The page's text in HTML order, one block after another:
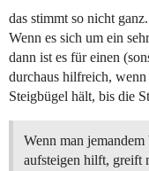
das stimmt so nicht ganz.
Wenn es sich um ein
dann ist es für einen
durchaus hilfreich,
Steigbügel hält, bis die
Wenn man jemandem
aufsteigen hilft, greift